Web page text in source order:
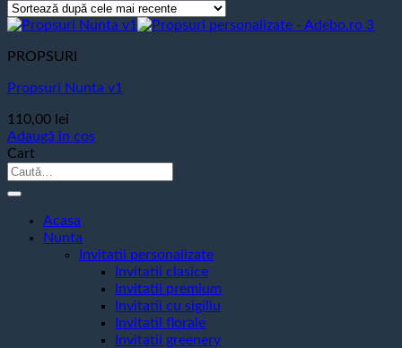
PROPSURI
Propsuri Nunta v1
110,00 lei
Adaugă în coș
Cart
Caută
Acasa
Nunta
Invitatii personalizate
Invitatii clasice
Invitatii premium
Invitatii cu sigiliu
Invitatii florale
Invitatii greenery